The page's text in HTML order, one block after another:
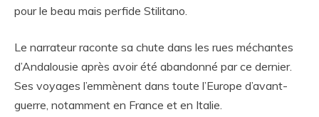
pour le beau mais perfide Stilitano.
Le narrateur raconte sa chute dans les rues méchantes
d’Andalousie après avoir été abandonné par ce dernier.
Ses voyages l’emmènent dans toute l’Europe d’avant-
guerre, notamment en France et en Italie.